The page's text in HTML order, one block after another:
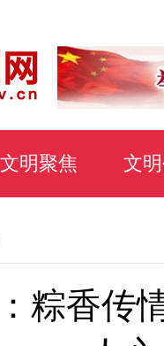
文明聚焦 文
粽香传